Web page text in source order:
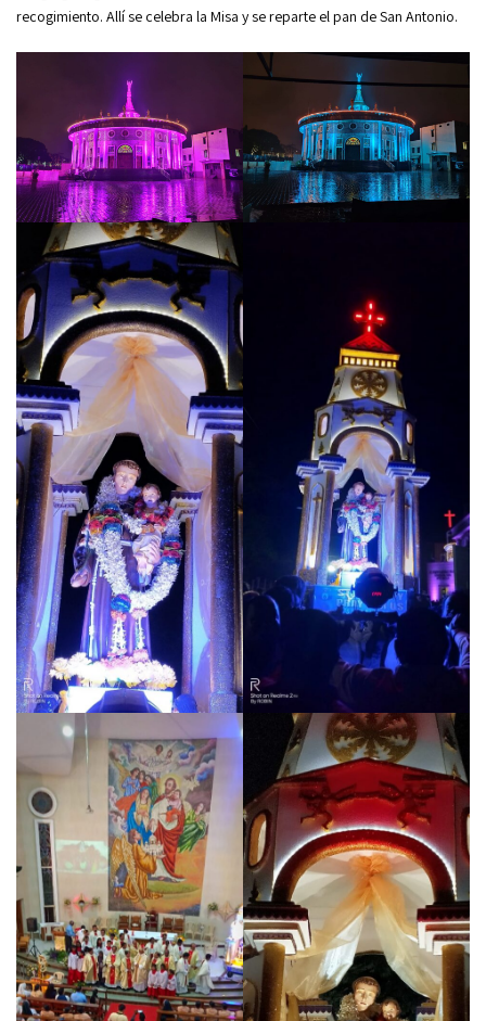
recogimiento. Allí se celebra la Misa y se reparte el pan de San Antonio.